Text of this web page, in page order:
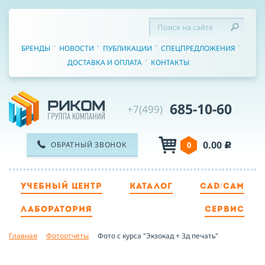
БРЕНДЫ НОВОСТИ ПУБЛИКАЦИИ
СПЕЦПРЕДЛОЖЕНИЯ
ДОСТАВКА И ОПЛАТА
КОНТАКТЫ
+7(499) 685-10-60
ОБРАТНЫЙ ЗВОНОК 0 0.00 c
УЧЕБНЫЙ ЦЕНТР КАТАЛОГ CAD/CAM
ЛАБОРАТОРИЯ СЕРВИС
Главная Фотоотчёты Фото с курса "Экзокад + 3д печать"